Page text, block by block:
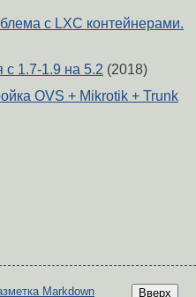
с LXC контейнерами.
с 1.7-1.9 на 5.2 (2018)
OVS + Mikrotik + Trunk
Вверх
Markdown